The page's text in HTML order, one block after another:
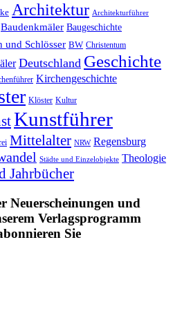
Architektur Architekturführer
Baudenkmäler Baugeschichte
und Schlösser BW Christentum
Deutschland Geschichte
Kirchengeschichte
Klöster Kultur
Kunstführer
Mittelalter NRW Regensburg
Städte und Einzelobjekte Theologie
Jahrbücher
Neuerscheinungen und
Verlagsprogramm
Sie